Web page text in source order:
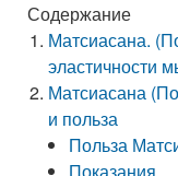
Содержание
Матсиасана.
эластичности
Матсиасана
и польза
Польза